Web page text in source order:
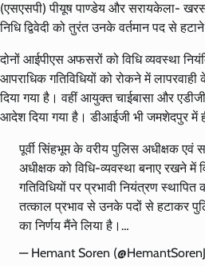
(एसएसपी) पीयूष पाण्डेय और सरायकेला-
निधि द्विवेदी को तुरंत उनके वर्तमान पद से हटाने
दोनों आईपीएस अफसरों को विधि व्यवस्था
आपराधिक गतिविधियों को रोकने में
दिया गया है। वहीं आयुक्त चाईबासा और
आदेश दिया गया है। डीआईजी भी जमशेदपुर में
पूर्वी सिंहभूम के वरीय पुलिस अधीक्षक
अधीक्षक को विधि-व्यवस्था बनाए रखने
गतिविधियों पर प्रभावी नियंत्रण
तत्काल प्रभाव से उनके पदों से हटाकर
का निर्णय मैंने लिया है।…
— Hemant Soren